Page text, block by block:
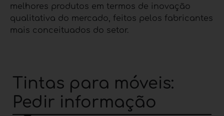
melhores produtos em termos de inovação
qualitativa do mercado, feitos pelos fabricantes
mais conceituados do setor.
Tintas para móveis:
Pedir informação